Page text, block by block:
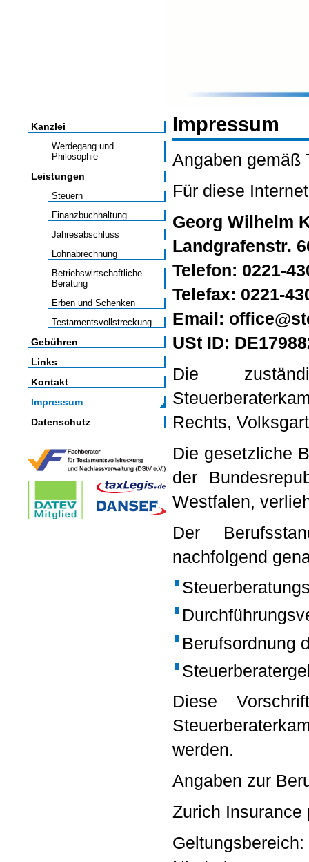
Impressum
Angaben gemäß
Für diese
Georg Wilhelm
Landgrafenstr.
Telefon: 0221-
Telefax: 0221-
Email:
USt ID:
Die
Rechts,
Die gesetzliche
der
Westfalen,
Der
nachfolgend
Berufsordnung
Diese
werden.
Angaben zur
Zurich
Kanzlei
Werdegang und
Philosophie
Leistungen
Steuern
Finanzbuchhaltung
Jahresabschluss
Lohnabrechnung
Betriebswirtschaftliche
Beratung
Erben und Schenken
Testamentsvollstreckung
Gebühren
Links
Kontakt
Impressum
Datenschutz